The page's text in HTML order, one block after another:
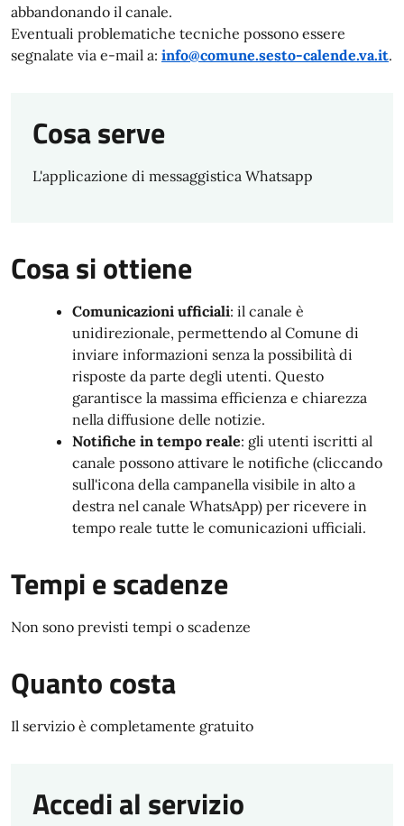
abbandonando il canale.
Eventuali problematiche tecniche possono essere
segnalate via e-mail a: info@comune.sesto-calende.va.it.
Cosa serve
L'applicazione di messaggistica Whatsapp
Cosa si ottiene
Comunicazioni ufficiali: il canale è
unidirezionale, permettendo al Comune di
inviare informazioni senza la possibilità di
risposte da parte degli utenti. Questo
garantisce la massima efficienza e chiarezza
nella diffusione delle notizie.
Notifiche in tempo reale: gli utenti iscritti al
canale possono attivare le notifiche (cliccando
sull'icona della campanella visibile in alto a
destra nel canale WhatsApp) per ricevere in
tempo reale tutte le comunicazioni ufficiali.
Tempi e scadenze
Non sono previsti tempi o scadenze
Quanto costa
Il servizio è completamente gratuito
Accedi al servizio